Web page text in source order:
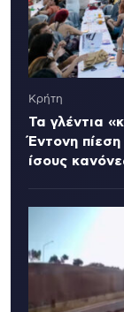
Κρήτη
Τα γλέντια
Έντονη
ίσους